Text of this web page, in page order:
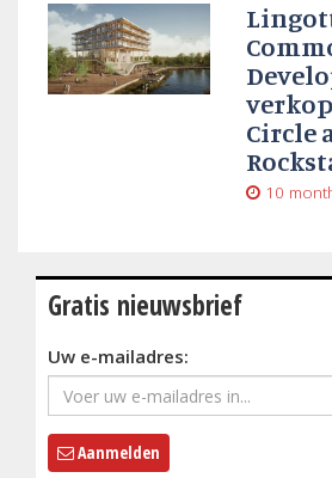
Circle
10
Gratis nieuwsbrief
Uw e-mailadres:
Aanmelden